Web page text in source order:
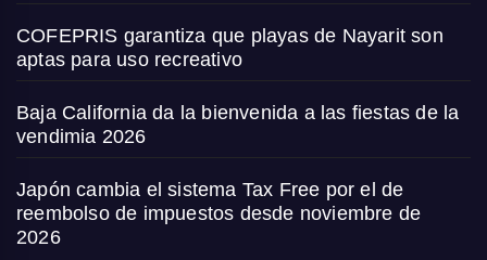
COFEPRIS garantiza que playas de Nayarit son
aptas para uso recreativo
Baja California da la bienvenida a las fiestas de la
vendimia 2026
Japón cambia el sistema Tax Free por el de
reembolso de impuestos desde noviembre de
2026